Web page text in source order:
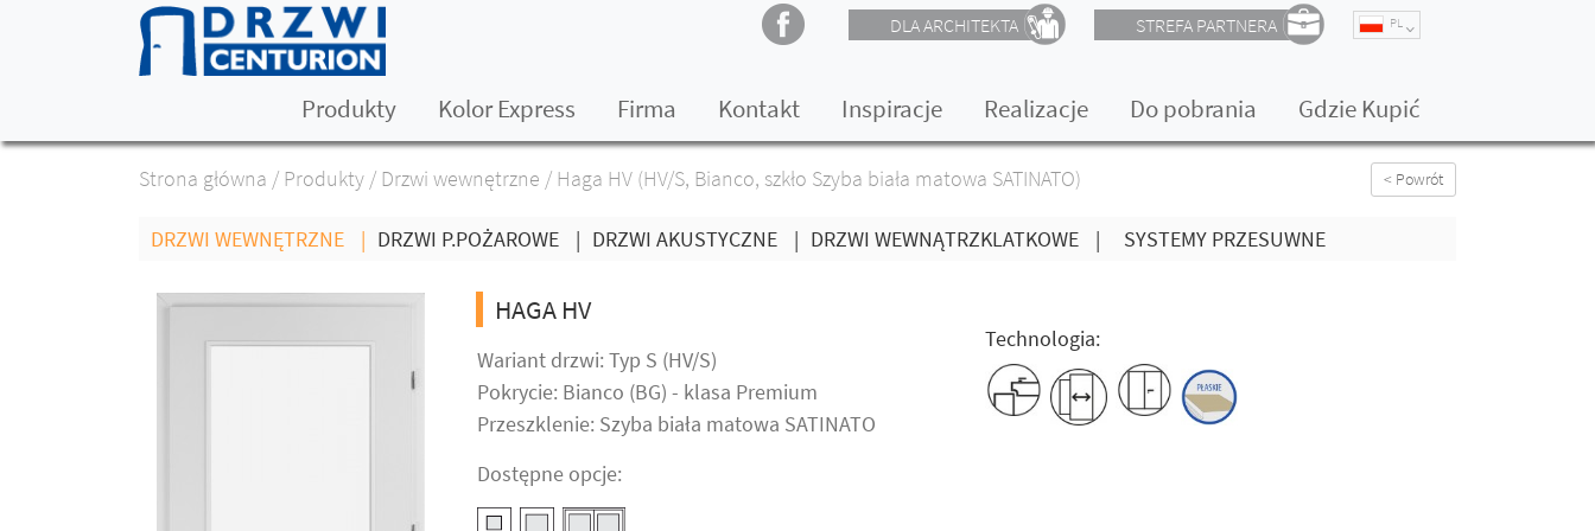
DLA ARCHITEKTA STREFA PARTNERA PL
Produkty Kolor Express Firma Kontakt Inspiracje Realizacje Do pobrania Gdzie Kupić
Strona główna / Produkty / Drzwi wewnętrzne / Haga HV (HV/S, Bianco, szkło Szyba biała matowa SATINATO) < Powrót
DRZWI WEWNĘTRZNE | DRZWI P.POŻAROWE | DRZWI AKUSTYCZNE | DRZWI WEWNĄTRZKLATKOWE | SYSTEMY PRZESUWNE
HAGA HV
Wariant drzwi: Typ S (HV/S)
Pokrycie: Bianco (BG) - klasa Premium
Przeszklenie: Szyba biała matowa SATINATO
Dostępne opcje:
Technologia: